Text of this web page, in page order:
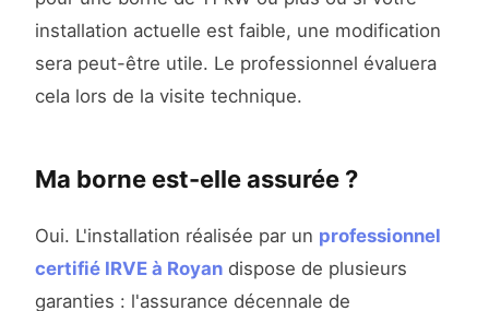
installation actuelle est faible, une modification
sera peut-être utile. Le professionnel évaluera
cela lors de la visite technique.
Ma borne est-elle assurée ?
Oui. L'installation réalisée par un professionnel
certifié IRVE à Royan dispose de plusieurs
garanties : l'assurance décennale de